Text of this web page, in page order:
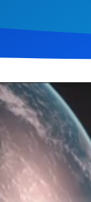
Download